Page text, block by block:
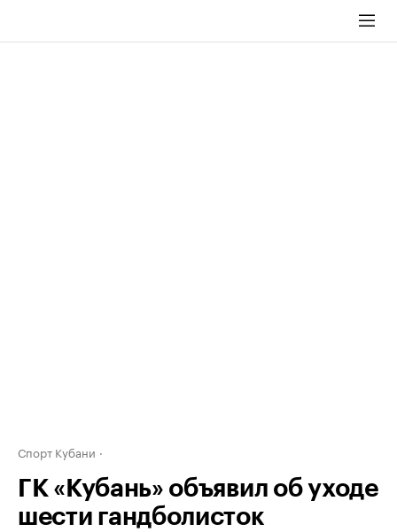
Спорт Кубани
ГК «Кубань» объявил об уходе
шести гандболисток